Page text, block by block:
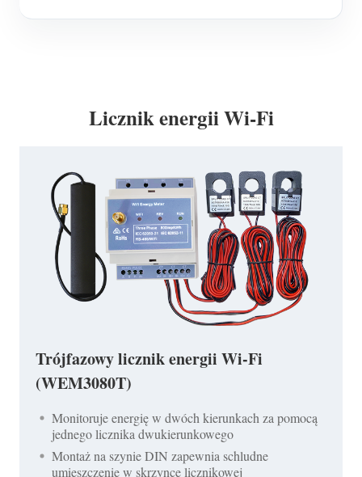
Licznik energii Wi-Fi
Trójfazowy licznik energii Wi-Fi
(WEM3080T)
Monitoruje energię w dwóch kierunkach za pomocą
jednego licznika dwukierunkowego
Montaż na szynie DIN zapewnia schludne
umieszczenie w skrzynce licznikowej